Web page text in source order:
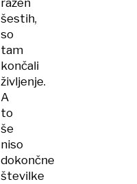
razen
šestih,
so
tam
končali
življenje.
A
to
še
niso
dokončne
številke